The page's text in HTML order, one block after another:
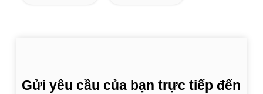
Gửi yêu cầu của bạn trực tiếp đến